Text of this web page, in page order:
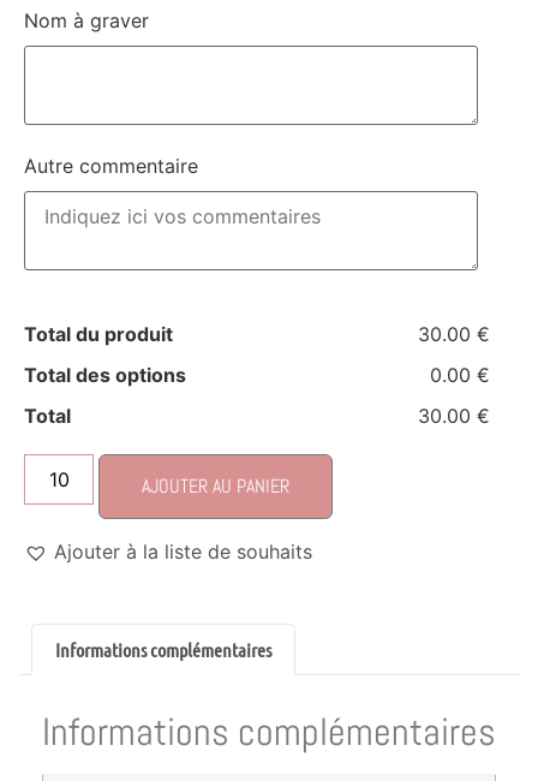
Nom à graver
Autre commentaire
Total du produit
30.00 €
Total des options
0.00 €
Total
30.00 €
AJOUTER AU PANIER
Ajouter à la liste de souhaits
Informations complémentaires
Informations complémentaires